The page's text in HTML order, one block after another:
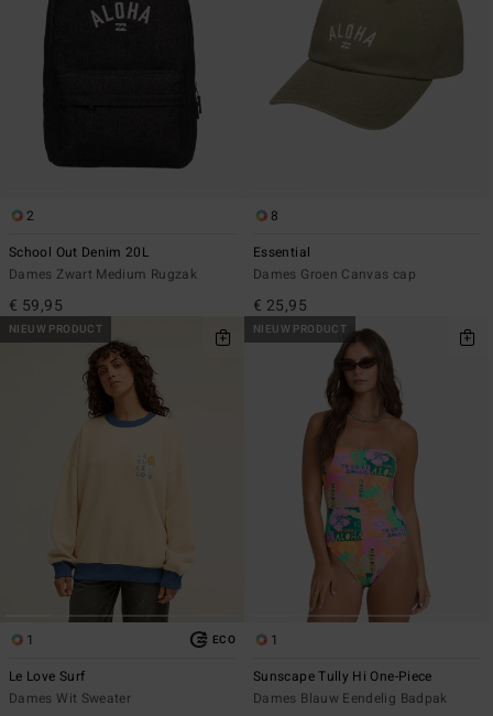
2
School Out Denim 20L
Dames Zwart Medium Rugzak
€ 59,95
8
Essential
Dames Groen Canvas cap
€ 25,95
NIEUW PRODUCT
1 ECO
Le Love Surf
Dames Wit Sweater
NIEUW PRODUCT
1
Sunscape Tully Hi One-Piece
Dames Blauw Eendelig Badpak